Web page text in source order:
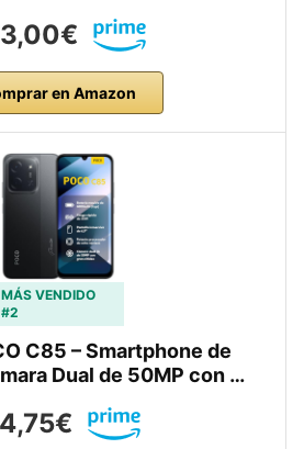
en Amazon
MÁS VENDIDO
#2
C85 – Smartphone de
Dual de 50MP con …